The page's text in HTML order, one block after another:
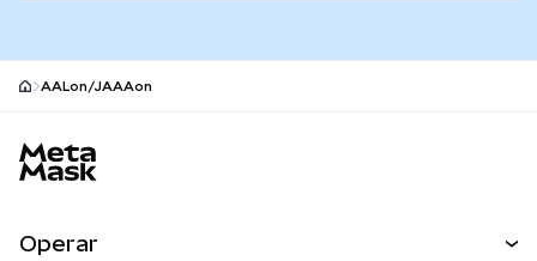
AALon/JAAAon
Operar